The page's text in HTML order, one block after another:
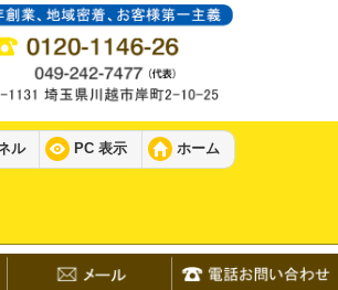
ル PC 表示 ホーム